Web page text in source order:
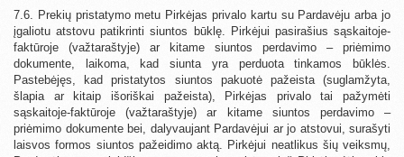
7.6. Prekių pristatymo metu Pirkėjas privalo kartu su Pardavėju arba jo
įgaliotu atstovu patikrinti siuntos būklę. Pirkėjui pasirašius sąskaitoje-
faktūroje (važtaraštyje) ar kitame siuntos perdavimo – priėmimo
dokumente, laikoma, kad siunta yra perduota tinkamos būklės.
Pastebėjęs, kad pristatytos siuntos pakuotė pažeista (suglamžyta,
šlapia ar kitaip išoriškai pažeista), Pirkėjas privalo tai pažymėti
sąskaitoje-faktūroje (važtaraštyje) ar kitame siuntos perdavimo –
priėmimo dokumente bei, dalyvaujant Pardavėjui ar jo atstovui, surašyti
laisvos formos siuntos pažeidimo aktą. Pirkėjui neatlikus šių veiksmų,